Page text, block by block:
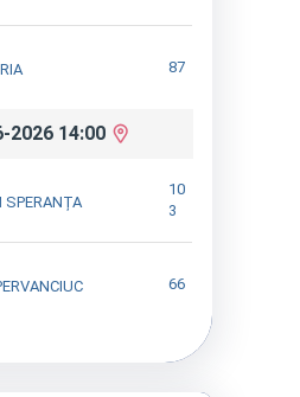
87
2026 14:00
SPERANȚA
10
3
66